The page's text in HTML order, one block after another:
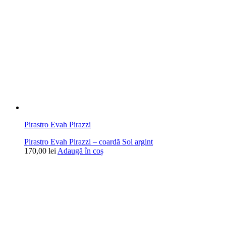
Pirastro Evah Pirazzi
Pirastro Evah Pirazzi – coardă Sol argint
170,00 lei Adaugă în coș